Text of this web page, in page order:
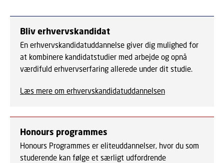
Bliv erhvervskandidat
En erhvervskandidatuddannelse giver dig mulighed for
at kombinere kandidatstudier med arbejde og opnå
værdifuld erhvervserfaring allerede under dit studie.
Læs mere om erhvervskandidatuddannelsen
Honours programmes
Honours Programmes er eliteuddannelser, hvor du som
studerende kan følge et særligt udfordrende